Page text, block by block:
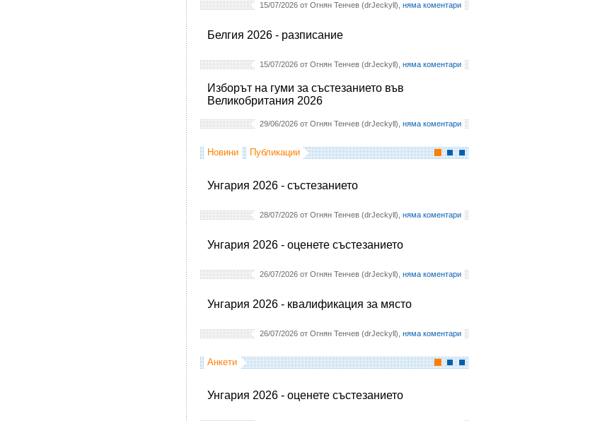
15/07/2026 от Огнян Тенчев (drJeckyll), няма коментари
Белгия 2026 - разписание
15/07/2026 от Огнян Тенчев (drJeckyll), няма коментари
Изборът на гуми за състезанието във
Великобритания 2026
29/06/2026 от Огнян Тенчев (drJeckyll), няма коментари
Новини Публикации
Унгария 2026 - състезанието
28/07/2026 от Огнян Тенчев (drJeckyll), няма коментари
Унгария 2026 - оценете състезанието
26/07/2026 от Огнян Тенчев (drJeckyll), няма коментари
Унгария 2026 - квалификация за място
26/07/2026 от Огнян Тенчев (drJeckyll), няма коментари
Анкети
Унгария 2026 - оценете състезанието